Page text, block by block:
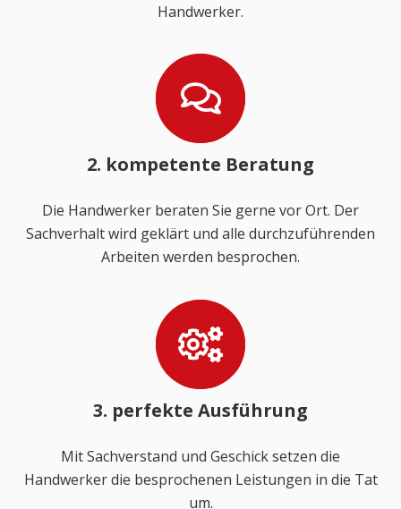
Handwerker.
2. kompetente Beratung
Die Handwerker beraten Sie gerne vor Ort. Der
Sachverhalt wird geklärt und alle durchzuführenden
Arbeiten werden besprochen.
3. perfekte Ausführung
Mit Sachverstand und Geschick setzen die
Handwerker die besprochenen Leistungen in die Tat
um.